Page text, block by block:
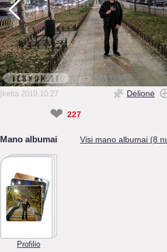
Įkelta 2019.10.27 Dėlionė
❤ 227
Mano albumai Visi mano albumai (8
Profilio